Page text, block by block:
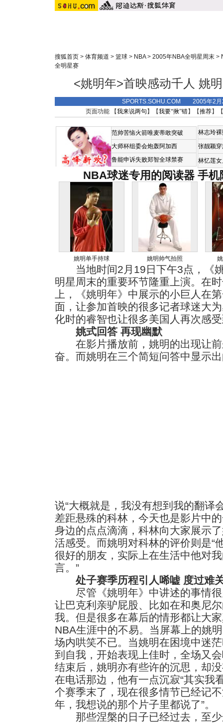
搜狐首页 > 体育频道 > 篮球 > NBA> 2005年NBA全明星周末 >
全明星赛
<姚明年>首映感动千人 姚
SPORTS.SOHU.COM 2005年2
页面功能 【我来说两句 】【我要“揪”错】【推荐】
范帅苦恼火箭唯麦蒂敢突破
大师杯组委会炮轰阿加西
鲁能申诉失败郑智全球禁赛
林志玲
张靓颖
林忆莲
NBA球迷专用的阅读器 手机
姚明单手持球 姚明帅气拍照
当地时间2月19日下午3点，《姚
明星周末的重要环节隆重上演。在
上，《姚明年》中展示的小巨人在
面，让参加首映的很多记者球迷大
化时的睿智也让很多美国人再次感
姚式回答 再现幽默
在影片播放前，姚明的出现让前
奋。而姚明在三个简短问答中显示
说“大概就是，我没有想到我的翻译
差距悬殊的科林，今天也是影片中
身边的点点滴滴，科林向大家展示
活感受。而姚明对科林的评价则是“
很好的朋友，实际上在生活中他对
言。”
处子赛季历程引人唏嘘 度过难
尽管《姚明年》中讲述的事情
让巴克利亲驴屁股、比如在和奥尼
我。但是很多在幕后的情形都让大
NBA生涯中的不易。当屏幕上的姚
场内哄笑不已。当姚明在困境中迷
到自我，开始表现上佳时，全场又
结束后，姚明亦有些许的沉思，却
在电话那边，他有一点沉寂“其实我
个赛季末了，现在很多情节已经记
年，我想说的那个片子里都说了”。
那些涅槃的日子已经过去，至少